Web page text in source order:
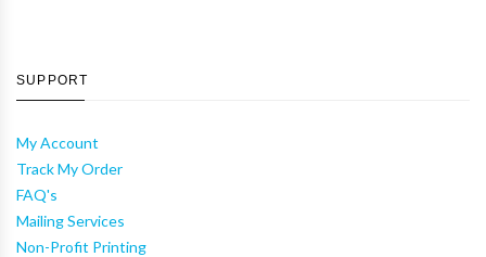
SUPPORT
My Account
Track My Order
FAQ's
Mailing Services
Non-Profit Printing